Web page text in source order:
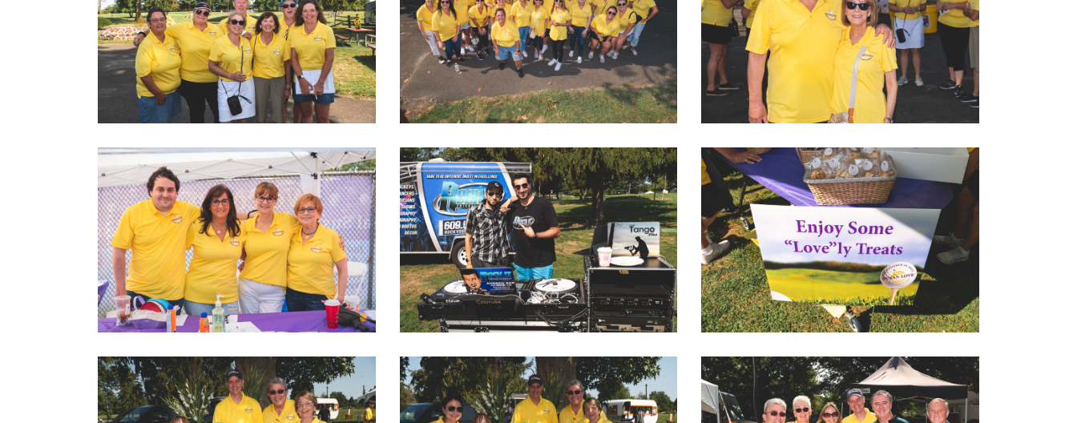
2022 LOVEGOLF0015 2022 LOVEGOLF0016 2022 LOVEGOLF0017
2022 LOVEGOLF0021 2022 LOVEGOLF0022 2022 LOVEGOLF0031